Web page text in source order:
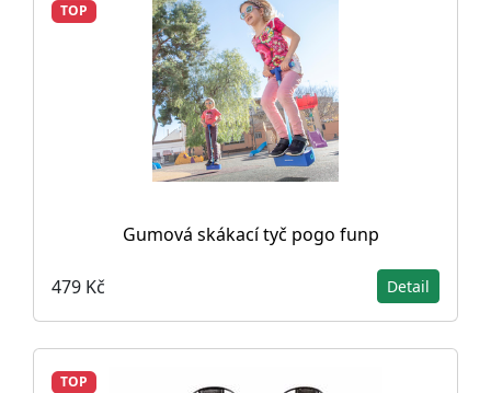
TOP
Gumová skákací tyč pogo funp
479 Kč Detail
TOP